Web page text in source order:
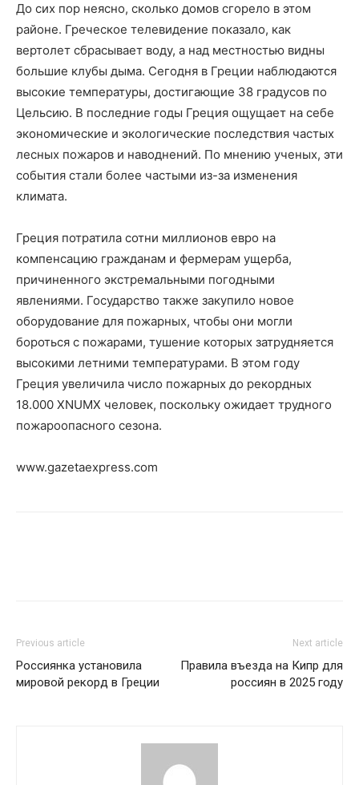
До сих пор неясно, сколько домов сгорело в этом
районе. Греческое телевидение показало, как
вертолет сбрасывает воду, а над местностью видны
большие клубы дыма. Сегодня в Греции наблюдаются
высокие температуры, достигающие 38 градусов по
Цельсию. В последние годы Греция ощущает на себе
экономические и экологические последствия частых
лесных пожаров и наводнений. По мнению ученых, эти
события стали более частыми из-за изменения
климата.
Греция потратила сотни миллионов евро на
компенсацию гражданам и фермерам ущерба,
причиненного экстремальными погодными
явлениями. Государство также закупило новое
оборудование для пожарных, чтобы они могли
бороться с пожарами, тушение которых затрудняется
высокими летними температурами. В этом году
Греция увеличила число пожарных до рекордных
18.000 XNUMX человек, поскольку ожидает трудного
пожароопасного сезона.
www.gazetaexpress.com
Previous article
Россиянка установила
мировой рекорд в Греции
Next article
Правила въезда на Кипр для
россиян в 2025 году